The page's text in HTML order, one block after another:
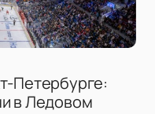
Петербурге:
в Ледовом